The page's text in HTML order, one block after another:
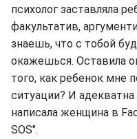
психолог заставляла
факультатив,
знаешь, что с тобой
окажешься. Оставила
того, как ребенок мне
ситуации? И
написала женщина в
SOS".